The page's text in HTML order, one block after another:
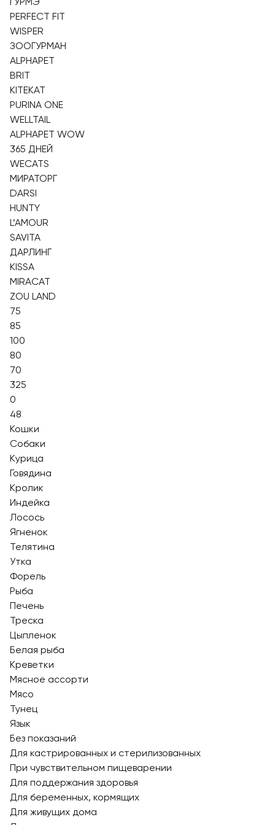
PERFECT FIT
WISPER
ЗООГУРМАН
ALPHAPET
BRIT
KITEKAT
PURINA ONE
WELLTAIL
ALPHAPET WOW
365 ДНЕЙ
WECATS
МИРАТОРГ
DARSI
HUNTY
L’AMOUR
SAVITA
ДАРЛИНГ
KISSA
MIRACAT
ZOU LAND
75
85
100
80
70
325
0
48
Кошки
Собаки
Курица
Говядина
Кролик
Индейка
Лосось
Ягненок
Телятина
Утка
Форель
Рыба
Печень
Треска
Цыпленок
Белая рыба
Креветки
Мясное ассорти
Мясо
Тунец
Язык
Без показаний
Для кастрированных и стерилизованных
При чувствительном пищеварении
Для поддержания здоровья
Для беременных, кормящих
Для живущих дома